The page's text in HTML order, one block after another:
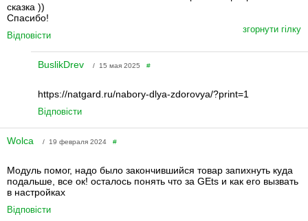
сказка ))
Спасибо!
Відповісти
згорнути гілку
BuslikDrev / 15 мая 2025 #
https://natgard.ru/nabory-dlya-zdorovya/?print=1
Відповісти
Wolca / 19 февраля 2024 #
Модуль помог, надо было закончившийся товар запихнуть куда
подальше, все ок! осталось понять что за GEts и как его вызвать
в настройках
Відповісти